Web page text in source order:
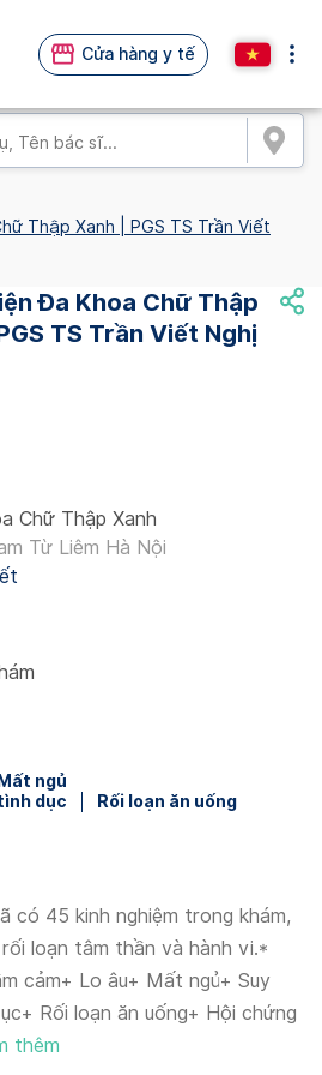
Cửa hàng y tế
Thập Xanh | PGS TS Trần Viết
Đa Khoa Chữ Thập
TS Trần Viết Nghị
Chữ Thập Xanh
Từ Liêm Hà Nội
Mất ngủ
dục
Rối loạn ăn uống
có 45 kinh nghiệm trong khám,
loạn tâm thần và hành vi.*
cảm+ Lo âu+ Mất ngủ+ Suy
Rối loạn ăn uống+ Hội chứng
thêm